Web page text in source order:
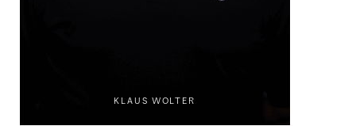
KLAUS WOLTER